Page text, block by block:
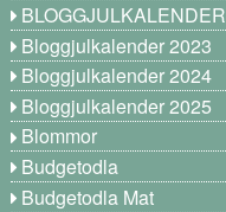
BLOGGJULKALENDER
Bloggjulkalender 2023
Bloggjulkalender 2024
Bloggjulkalender 2025
Blommor
Budgetodla
Budgetodla Mat